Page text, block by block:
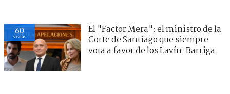
60
visitas
El "Factor Mera": el ministro de la
Corte de Santiago que siempre
vota a favor de los Lavín-Barriga